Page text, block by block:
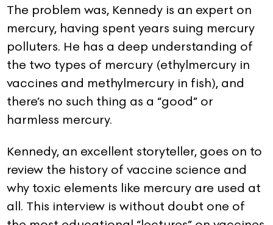
The problem was, Kennedy is an expert on
mercury, having spent years suing mercury
polluters. He has a deep understanding of
the two types of mercury (ethylmercury in
vaccines and methylmercury in fish), and
there’s no such thing as a “good” or
harmless mercury.
Kennedy, an excellent storyteller, goes on to
review the history of vaccine science and
why toxic elements like mercury are used at
all. This interview is without doubt one of